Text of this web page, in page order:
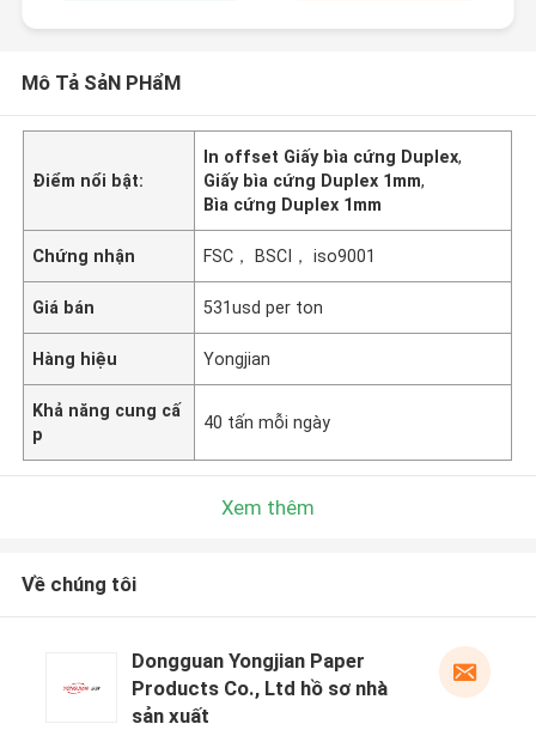
Mô Tả SảN PHẩM
Điểm nổi bật:
In offset Giấy bìa cứng Duplex,
Giấy bìa cứng Duplex 1mm,
Bìa cứng Duplex 1mm
Chứng nhận FSC， BSCI， iso9001
Giá bán 531usd per ton
Hàng hiệu Yongjian
Khả năng cung cấ
p
40 tấn mỗi ngày
Xem thêm
Về chúng tôi
Dongguan Yongjian Paper
Products Co., Ltd hồ sơ nhà
sản xuất